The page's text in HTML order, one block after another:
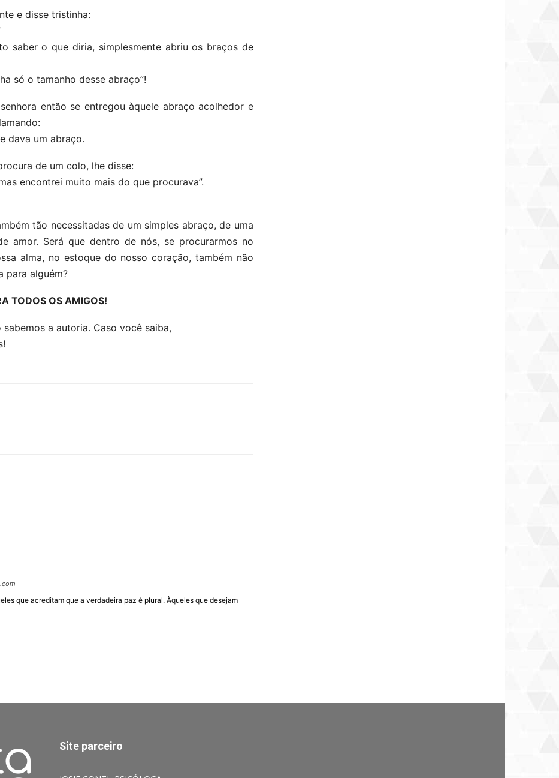
e disse tristinha:
saber o que diria, simplesmente abriu os braços de
só o tamanho desse abraço”!
então se entregou àquele abraço acolhedor e
dava um abraço.
de um colo, lhe disse:
encontrei muito mais do que procurava”.
tão necessitadas de um simples abraço, de uma
amor. Será que dentro de nós, se procurarmos no
alma, no estoque do nosso coração, também não
para alguém?
TODOS OS AMIGOS!
a autoria. Caso você saiba,
que acreditam que a verdadeira paz é plural. Àqueles que desejam
Site parceiro